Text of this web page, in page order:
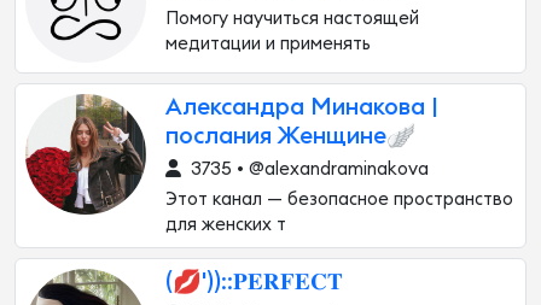
Помогу научиться настоящей
медитации и применять
Александра Минакова |
послания Женщине🪽
3735 • @alexandraminakova
Этот канал — безопасное пространство
для женских т
(💋'))::𝐏𝐄𝐑𝐅𝐄𝐂𝐓